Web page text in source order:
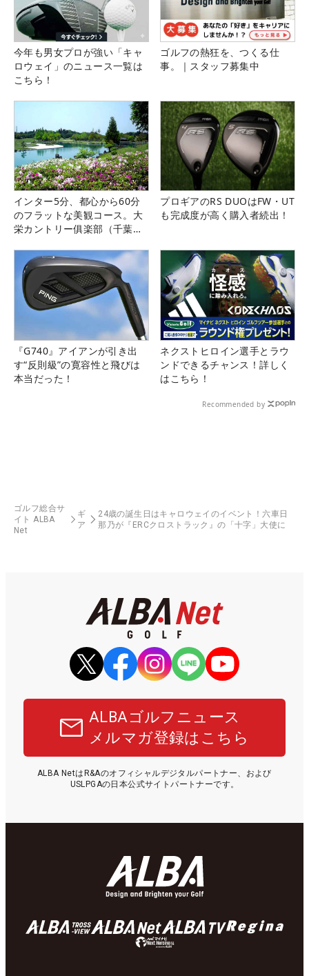
今年も男女プロが強い「キャ
ロウェイ」のニュース一覧は
こちら！
ゴルフの熱狂を、つくる仕
事。｜スタッフ募集中
インター5分、都心から60分
のフラットな美観コース。大
栄カントリー俱楽部（千葉
プロギアのRS DUOはFW・UT
も完成度が高く購入者続出！
『G740』アイアンが引き出
す“反則級”の寛容性と飛びは
本当だった！
ネクストヒロイン選手とラウ
ンドできるチャンス！詳しく
はこちら！
Recommended by
ゴルフ総合サ
イト ALBA
Net
ギ
ア
24歳の誕生日はキャロウェイのイベント！六車日
那乃が『ERCクロストラック』の「十字」大使に
ALBAゴルフニュース
メルマガ登録はこちら
ALBA NetはR&Aのオフィシャルデジタルパートナー、および
USLPGAの日本公式サイトパートナーです。